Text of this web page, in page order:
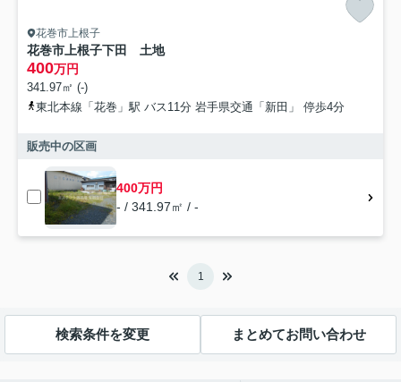
花巻市上根子
花巻市上根子下田 土地
400万円
341.97㎡ (-)
東北本線「花巻」駅 バス11分 岩手県交通「新田」 停歩4分
販売中の区画
400万円
- / 341.97㎡ / -
1
検索条件を変更 まとめてお問い合わせ